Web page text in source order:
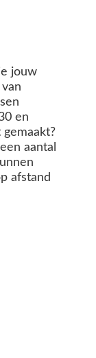
jouw
en
aantal
afstand